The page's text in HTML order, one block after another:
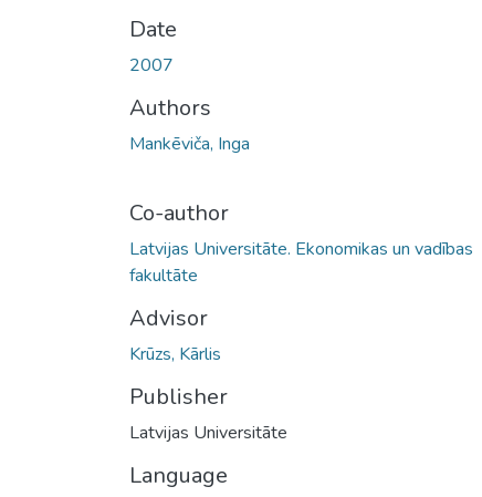
Date
2007
Authors
Mankēviča, Inga
Co-author
Latvijas Universitāte. Ekonomikas un vadības
fakultāte
Advisor
Krūzs, Kārlis
Publisher
Latvijas Universitāte
Language